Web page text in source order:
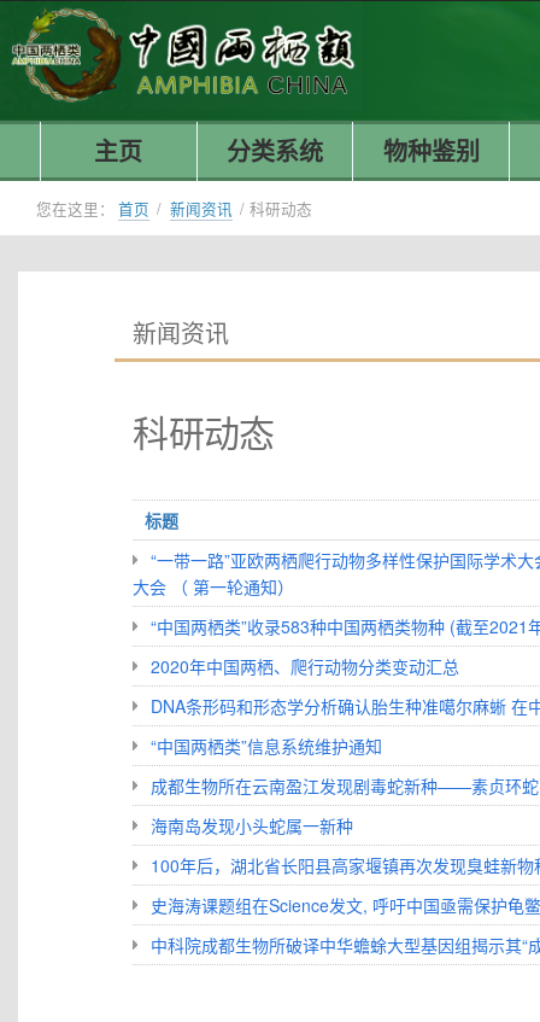
主页 分类系统 物种鉴别
您在这里： 首页 / 新闻资讯 / 科研动态
新闻资讯
科研动态
标题
“一带一路”亚欧两栖爬行动物多样性保护国际学术
大会 （ 第一轮通知）
“中国两栖类”收录583种中国两栖类物种 (截至2021
2020年中国两栖、爬行动物分类变动汇总
DNA条形码和形态学分析确认胎生种准噶尔麻蜥 在
“中国两栖类”信息系统维护通知
成都生物所在云南盈江发现剧毒蛇新种——素贞环蛇
海南岛发现小头蛇属一新种
100年后，湖北省长阳县高家堰镇再次发现臭蛙新
史海涛课题组在Science发文, 呼吁中国亟需保护龟
中科院成都生物所破译中华蟾蜍大型基因组揭示其“